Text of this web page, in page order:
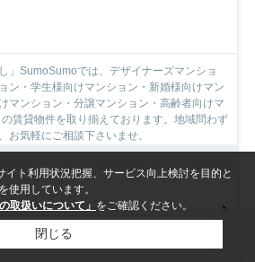
」SumoSumoでは、デザイナーズマンショ
ン・学生様向けマンション・新婚様向けマン
マンション・分譲マンション・高齢者向けマ
賃貸物件を取り揃えております。地域問わず
お気軽にご相談下さいませ。
㎡ / 1DK
検索条件を変更
イト利用状況把握、サービス向上検討を目的と
使用しています。
取扱いについて」 をご確認ください。
閉じる